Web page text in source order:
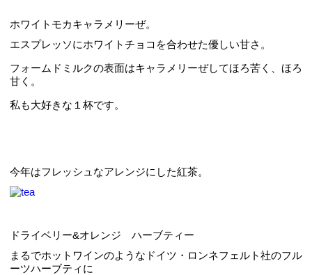
ホワイトモカキャラメリーぜ。
エスプレッソにホワイトチョコを合わせた優しい甘さ。
フォームドミルクの表面はキャラメリーぜしてほろ苦く、ほろ
甘く。
私も大好きな１杯です。
今年はフレッシュなアレンジにした紅茶。
ドライベリー&オレンジ ハーブティー
まるでホットワインのようなドイツ・ロンネフェルト社のフル
ーツハーブティに